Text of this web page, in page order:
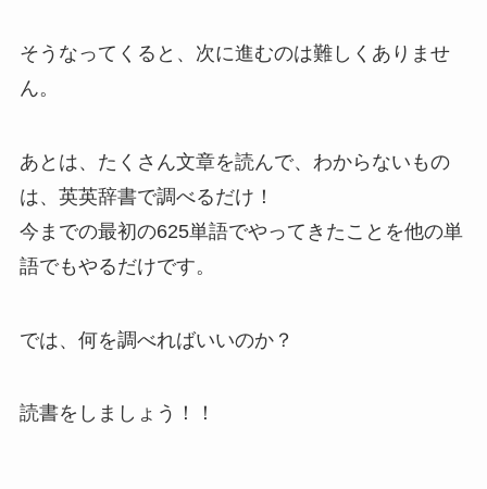
そうなってくると、次に進むのは難しくありませ
ん。
あとは、たくさん文章を読んで、わからないもの
は、英英辞書で調べるだけ！
今までの最初の625単語でやってきたことを他の単
語でもやるだけです。
では、何を調べればいいのか？
読書をしましょう！！